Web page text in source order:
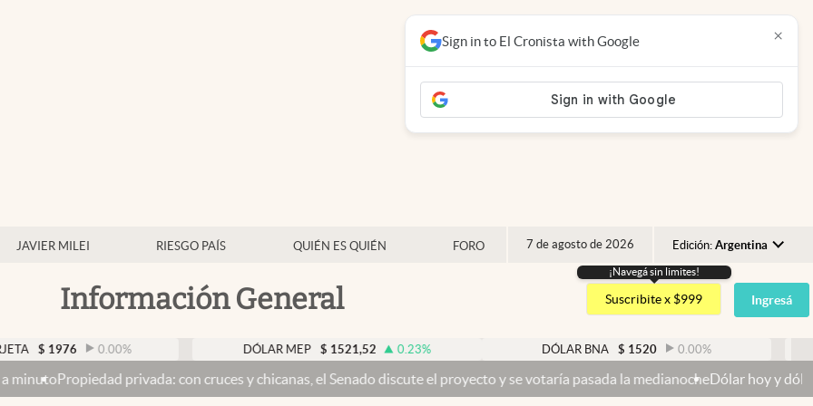
JAVIER MILEI RIESGO PAÍS QUIÉN ES QUIÉN FORO 7 de agosto de 2026 Edición: Argentina
Argentina
España
USA
Colombia
Información General
¡Navegá sin limites!
Suscribite x $999 Ingresá
0.00% $ 1521,52 0.23% $ 1520 0.00%
privada: con cruces y chicanas, el Senado discute el proyecto y se votaría pasada la medianocheDólar hoy y dólar blue hoy: cuál
Sign in to El Cronista with Google ×